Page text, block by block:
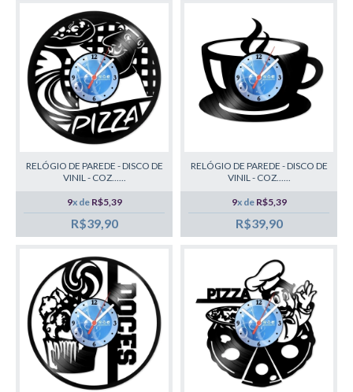
RELÓGIO DE PAREDE - DISCO DE
VINIL - COZ......
9x de R$5,39
R$39,90
RELÓGIO DE PAREDE - DISCO DE
VINIL - COZ......
9x de R$5,39
R$39,90